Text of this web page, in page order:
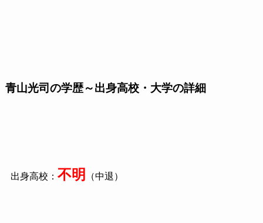
青山光司の学歴～出身高校・大学の詳細
出身高校： 不明 （中退）